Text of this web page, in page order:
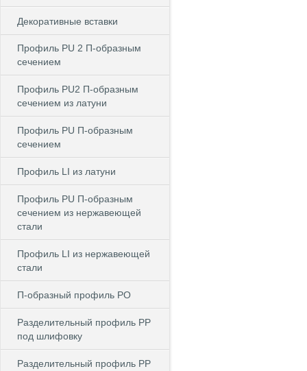
Декоративные вставки
Профиль PU 2 П-образным
сечением
Профиль PU2 П-образным
сечением из латуни
Профиль PU П-образным
сечением
Профиль LI из латуни
Профиль PU П-образным
сечением из нержавеющей
стали
Профиль LI из нержавеющей
стали
П-образный профиль PO
Разделительный профиль PP
под шлифовку
Разделительный профиль PP